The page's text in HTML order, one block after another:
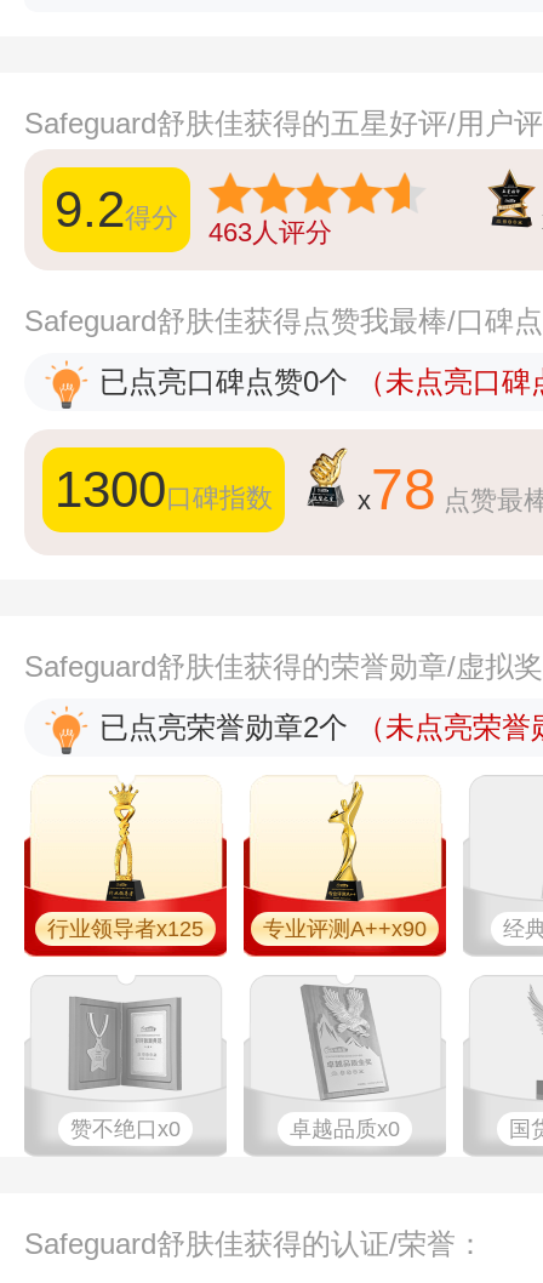
Safeguard舒肤佳获得的五星好评/用户
9.2得分 463人评分
Safeguard舒肤佳获得点赞我最棒/口碑
已点亮口碑点赞0个
（未点亮口
1300口碑指数 x78 点赞最
Safeguard舒肤佳获得的荣誉勋章/虚拟
已点亮荣誉勋章2个
（未点亮荣
行业领导者x125 专业​评测A++x90 经
赞不绝口x0 卓越品质x0 国
Safeguard舒肤佳获得的认证/荣誉：